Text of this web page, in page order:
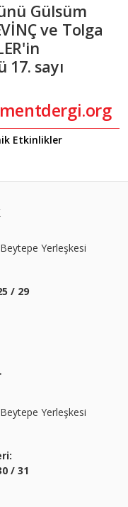
Gülsüm
ve Tolga
'in
sayı
Etkinlikler
Yerleşkesi
/ 29
Yerleşkesi
/ 31